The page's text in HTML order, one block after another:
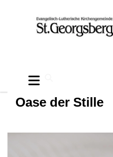
Oase der Stille